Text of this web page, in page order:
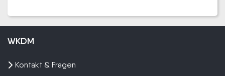
WKDM
Kontakt & Fragen